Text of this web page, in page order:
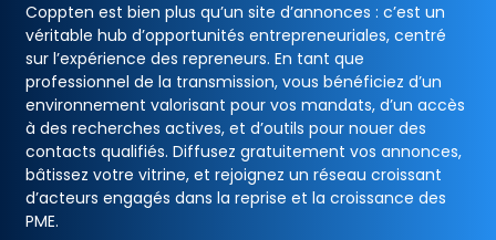
Coppten est bien plus qu’un site d’annonces : c’est un
véritable hub d’opportunités entrepreneuriales, centré
sur l’expérience des repreneurs. En tant que
professionnel de la transmission, vous bénéficiez d’un
environnement valorisant pour vos mandats, d’un accès
à des recherches actives, et d’outils pour nouer des
contacts qualifiés. Diffusez gratuitement vos annonces,
bâtissez votre vitrine, et rejoignez un réseau croissant
d’acteurs engagés dans la reprise et la croissance des
PME.